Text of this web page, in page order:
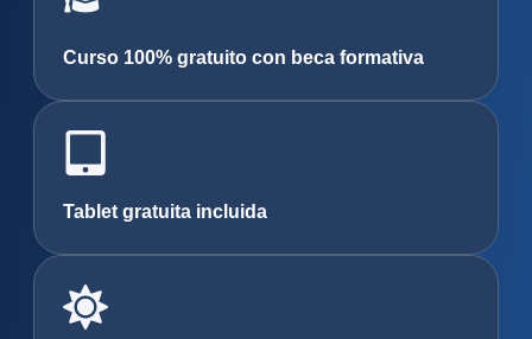
Curso 100% gratuito con beca formativa
Tablet gratuita incluida